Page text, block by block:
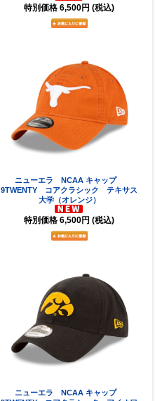
特別価格 6,500円 (税込)
ニューエラ NCAA キャップ
9TWENTY コアクラシック テキサス
大学（オレンジ）
特別価格 6,500円 (税込)
ニューエラ NCAA キャップ